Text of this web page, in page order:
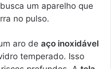
um aparelho que
no pulso.
aro de aço inoxidável
temperado. Isso